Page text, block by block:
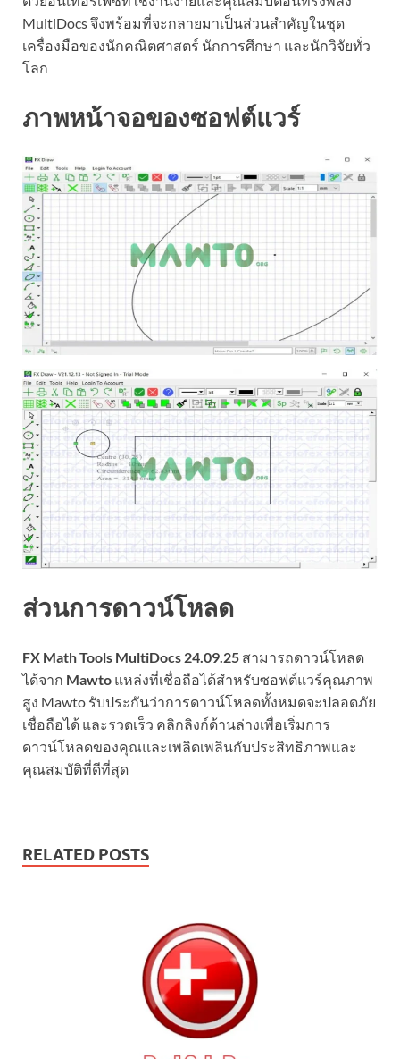
MultiDocs จึงพร้อมที่จะกลายมาเป็นส่วนสำคัญในชุด
เครื่องมือของนักคณิตศาสตร์ นักการศึกษา และนักวิจัยทั่ว
โลก
ภาพหน้าจอของซอฟต์แวร์
ส่วนการดาวน์โหลด
FX Math Tools MultiDocs 24.09.25 สามารถดาวน์โหลด
ได้จาก Mawto แหล่งที่เชื่อถือได้สำหรับซอฟต์แวร์คุณภาพ
สูง Mawto รับประกันว่าการดาวน์โหลดทั้งหมดจะปลอดภัย
เชื่อถือได้ และรวดเร็ว คลิกลิงก์ด้านล่างเพื่อเริ่มการ
ดาวน์โหลดของคุณและเพลิดเพลินกับประสิทธิภาพและ
คุณสมบัติที่ดีที่สุด
RELATED POSTS